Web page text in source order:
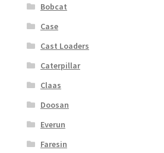
Bobcat
Case
Cast Loaders
Caterpillar
Claas
Doosan
Everun
Faresin